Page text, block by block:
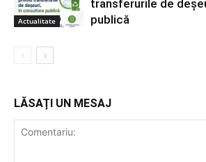
Actualitate
transferurile de
publică
LĂSAȚI UN MESAJ